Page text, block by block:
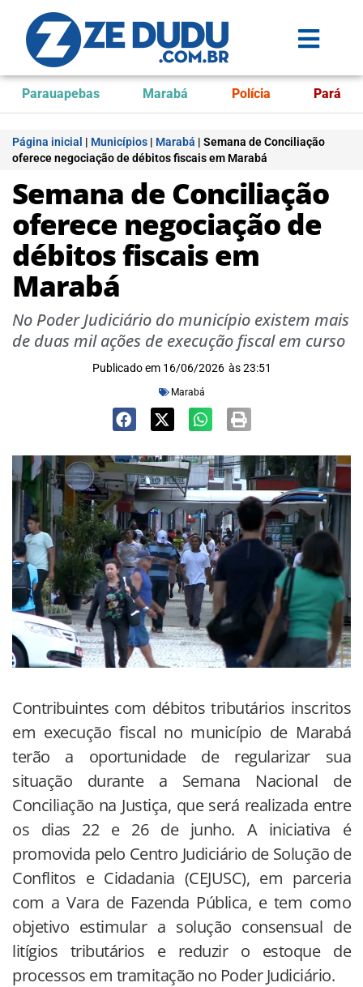
Parauapebas Marabá Polícia Pará
Página inicial | Municípios | Marabá | Semana de Conciliação
oferece negociação de débitos fiscais em Marabá
Semana de Conciliação
oferece negociação de
débitos fiscais em
Marabá
No Poder Judiciário do município existem mais
de duas mil ações de execução fiscal em curso
Publicado em 16/06/2026 às 23:51
Marabá
Contribuintes com débitos tributários inscritos
em execução fiscal no município de Marabá
terão a oportunidade de regularizar sua
situação durante a Semana Nacional de
Conciliação na Justiça, que será realizada entre
os dias 22 e 26 de junho. A iniciativa é
promovida pelo Centro Judiciário de Solução de
Conflitos e Cidadania (CEJUSC), em parceria
com a Vara de Fazenda Pública, e tem como
objetivo estimular a solução consensual de
litígios tributários e reduzir o estoque de
processos em tramitação no Poder Judiciário.